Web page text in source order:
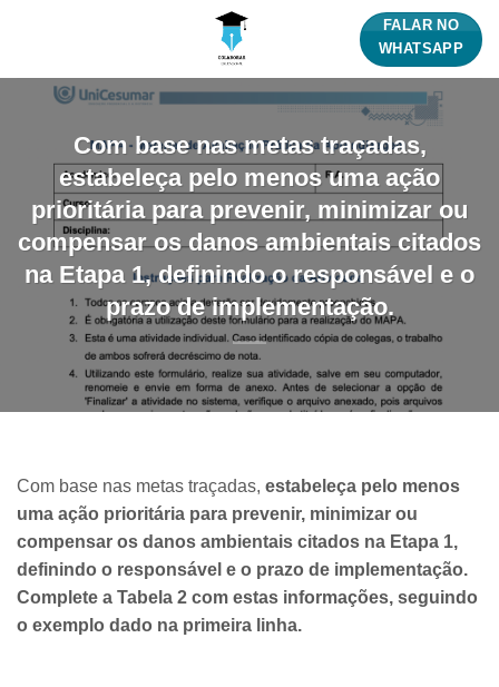
FALAR NO
WHATSAPP
Com base nas metas traçadas,
estabeleça pelo menos uma ação
prioritária para prevenir, minimizar ou
compensar os danos ambientais citados
na Etapa 1, definindo o responsável e o
prazo de implementação.
Com base nas metas traçadas, estabeleça pelo menos
uma ação prioritária para prevenir, minimizar ou
compensar os danos ambientais citados na Etapa 1,
definindo o responsável e o prazo de implementação.
Complete a Tabela 2 com estas informações, seguindo
o exemplo dado na primeira linha.